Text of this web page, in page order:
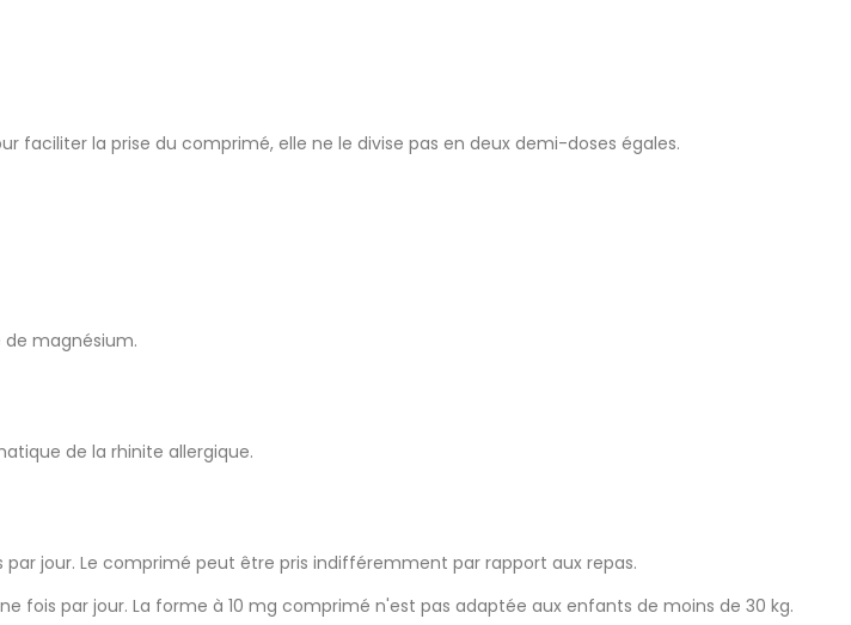
faciliter la prise du comprimé, elle ne le divise pas en deux demi-doses égales.
de magnésium.
de la rhinite allergique.
jour. Le comprimé peut être pris indifféremment par rapport aux repas.
fois par jour. La forme à 10 mg comprimé n'est pas adaptée aux enfants de moins de 30 kg.